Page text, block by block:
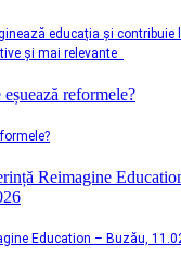
educația și contribuie
și mai relevante
Education – Buzău,